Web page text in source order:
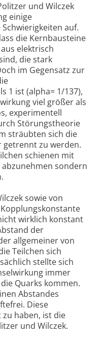
und Wilczek
einige
auf.
die Kernbausteine
elektrisch
die stark
im Gegensatz zur
1 ist (alpha= 1/137),
viel größer als
experimentell
Störungstheorie
sträubten sich die
getrennt zu werden.
schienen mit
sondern
sowie von
wirklich konstant
der
allgemeiner von
Teilchen sich
stellte sich
immer
Quarks kommen.
Abstandes
Diese
haben, ist die
und Wilczek.